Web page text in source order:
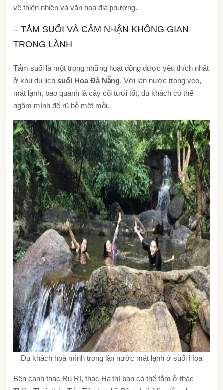
về thiên nhiên và văn hoá địa phương.
– TẮM SUỐI VÀ CẢM NHẬN KHÔNG GIAN
TRONG LÀNH
Tắm suối là một trong những hoạt động được yêu thích nhất
ở khu du lịch suối Hoa Đà Nẵng. Với làn nước trong veo,
mát lạnh, bao quanh là cây cối tươi tốt, du khách có thể
ngâm mình để rũ bỏ mệt mỏi.
Du khách hoà mình trong làn nước mát lạnh ở suối Hoa
Bên cạnh thác Rù Rì, thác Hạ thì bạn có thể tắm ở thác